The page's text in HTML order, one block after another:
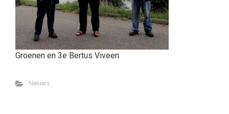
Groenen en 3e Bertus Viveen
Nieuws